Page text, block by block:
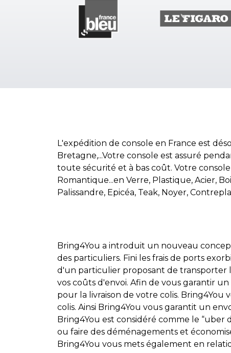
L'expédition de console en France est
Bretagne,...Votre console est assuré
toute sécurité et à bas coût. Votre console
Romantique...en Verre, Plastique, Acier,
Palissandre, Epicéa, Teak, Noyer,
Bring4You a introduit un nouveau
des particuliers. Fini les frais de ports
d'un particulier proposant de transporter
vos coûts d'envoi. Afin de vous garantir
pour la livraison de votre colis.
colis. Ainsi Bring4You vous garantit un
Bring4You est considéré comme le
ou faire des déménagements et
Bring4You vous mets également en